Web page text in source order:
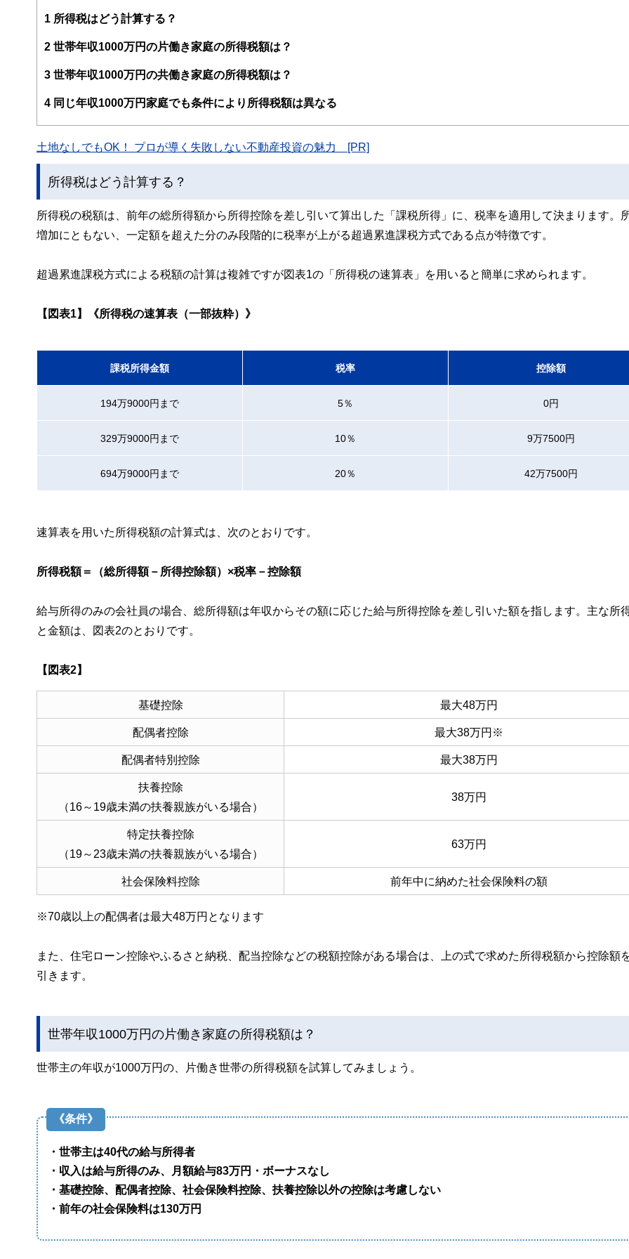
このように編集経験豊富なメンバーと金融や経済に精通した執筆者・監修者による執筆体制を築くことで、内容のわかりやすさはもちろんの
・DC(確定拠出年金)プランナー
・住宅ローンアドバイザー
マネーコンサルタントとしての個人向け相談、NISA・iDeCoをはじめとした運用にまつわ
以上の執筆・監修をこなしており、これまでの執筆・監修実績は3,500本を超える。
1 所得税はどう計算する？
2 世帯年収1000万円の片働き家庭の所得税額は？
3 世帯年収1000万円の共働き家庭の所得税額は？
4 同じ年収1000万円家庭でも条件により所得税額は異なる
土地なしでもOK！ プロが導く失敗しない不動産投資の魅力 [PR]
所得税はどう計算する？
所得税の税額は、前年の総所得額から所得控除を差し引いて算出した「課税所得」に、税率を適用して決まります。
増加にともない、一定額を超えた分のみ段階的に税率が上がる超過累進課税方式である点が特徴です。
超過累進課税方式による税額の計算は複雑ですが図表1の「所得税の速算表」を用いると簡単に求められます。
【図表1】《所得税の速算表（一部抜粋）》
課税所得金額 税率 控除額
194万9000円まで 5％ 0円
329万9000円まで 10％ 9万7500円
694万9000円まで 20％ 42万7500円
速算表を用いた所得税額の計算式は、次のとおりです。
所得税額＝（総所得額－所得控除額）×税率－控除額
給与所得のみの会社員の場合、総所得額は年収からその額に応じた給与所得控除を差し引いた額を指します。主な所
と金額は、図表2のとおりです。
【図表2】
基礎控除 最大48万円
配偶者控除 最大38万円※
配偶者特別控除 最大38万円
扶養控除
（16～19歳未満の扶養親族がいる場合）
38万円
特定扶養控除
（19～23歳未満の扶養親族がいる場合）
63万円
社会保険料控除 前年中に納めた社会保険料の額
※70歳以上の配偶者は最大48万円となります
また、住宅ローン控除やふるさと納税、配当控除などの税額控除がある場合は、上の式で求めた所得税額から控除額
引きます。
世帯年収1000万円の片働き家庭の所得税額は？
世帯主の年収が1000万円の、片働き世帯の所得税額を試算してみましょう。
《条件》
・世帯主は40代の給与所得者
・収入は給与所得のみ、月額給与83万円・ボーナスなし
・基礎控除、配偶者控除、社会保険料控除、扶養控除以外の控除は考慮しない
・前年の社会保険料は130万円